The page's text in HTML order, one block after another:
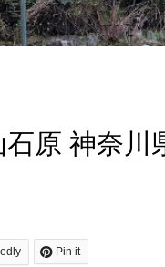
原 神奈川
Pin it